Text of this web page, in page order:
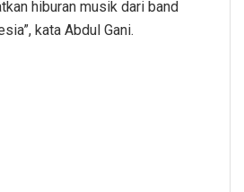
hiburan musik dari band
kata Abdul Gani.